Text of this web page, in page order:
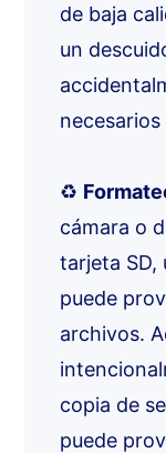
de baja
un
♻️
cámara o
tarjeta SD,
puede
archivos.
copia de
puede